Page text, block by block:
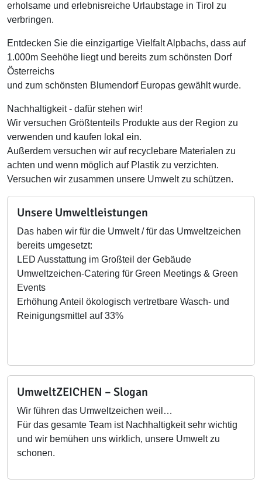
erholsame und erlebnisreiche Urlaubstage in Tirol zu
verbringen.
Entdecken Sie die einzigartige Vielfalt Alpbachs, dass auf
1.000m Seehöhe liegt und bereits zum schönsten Dorf
Österreichs
und zum schönsten Blumendorf Europas gewählt wurde.
Nachhaltigkeit - dafür stehen wir!
Wir versuchen Größtenteils Produkte aus der Region zu
verwenden und kaufen lokal ein.
Außerdem versuchen wir auf recyclebare Materialen zu
achten und wenn möglich auf Plastik zu verzichten.
Versuchen wir zusammen unsere Umwelt zu schützen.
Unsere Umweltleistungen
Das haben wir für die Umwelt / für das Umweltzeichen
bereits umgesetzt:
LED Ausstattung im Großteil der Gebäude
Umweltzeichen-Catering für Green Meetings & Green
Events
Erhöhung Anteil ökologisch vertretbare Wasch- und
Reinigungsmittel auf 33%
UmweltZEICHEN – Slogan
Wir führen das Umweltzeichen weil…
Für das gesamte Team ist Nachhaltigkeit sehr wichtig
und wir bemühen uns wirklich, unsere Umwelt zu
schonen.